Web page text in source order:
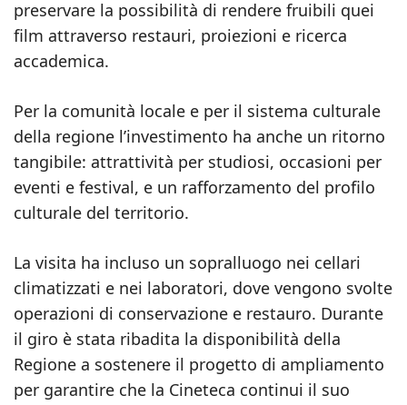
preservare la possibilità di rendere fruibili quei
film attraverso restauri, proiezioni e ricerca
accademica.
Per la comunità locale e per il sistema culturale
della regione l’investimento ha anche un ritorno
tangibile: attrattività per studiosi, occasioni per
eventi e festival, e un rafforzamento del profilo
culturale del territorio.
La visita ha incluso un sopralluogo nei cellari
climatizzati e nei laboratori, dove vengono svolte
operazioni di conservazione e restauro. Durante
il giro è stata ribadita la disponibilità della
Regione a sostenere il progetto di ampliamento
per garantire che la Cineteca continui il suo